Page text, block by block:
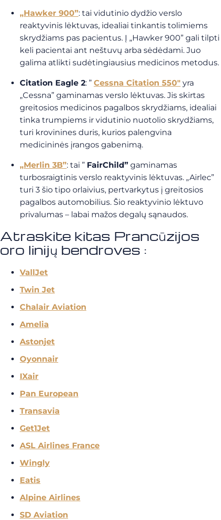
„Hawker 900”: tai vidutinio dydžio verslo
reaktyvinis lėktuvas, idealiai tinkantis tolimiems
skrydžiams pas pacientus. Į „Hawker 900” gali tilpti
keli pacientai ant neštuvų arba sėdėdami. Juo
galima atlikti sudėtingiausius medicinos metodus.
Citation Eagle 2: ” Cessna Citation 550″ yra
„Cessna” gaminamas verslo lėktuvas. Jis skirtas
greitosios medicinos pagalbos skrydžiams, idealiai
tinka trumpiems ir vidutinio nuotolio skrydžiams,
turi krovinines duris, kurios palengvina
medicininės įrangos gabenimą.
„Merlin 3B”: tai ” FairChild” gaminamas
turbosraigtinis verslo reaktyvinis lėktuvas. „Airlec”
turi 3 šio tipo orlaivius, pertvarkytus į greitosios
pagalbos automobilius. Šio reaktyvinio lėktuvo
privalumas – labai mažos degalų sąnaudos.
Atraskite kitas Prancūzijos
oro linijų bendroves :
VallJet
Twin Jet
Chalair Aviation
Amelia
Astonjet
Oyonnair
IXair
Pan European
Transavia
Get1Jet
ASL Airlines France
Wingly
Eatis
Alpine Airlines
SD Aviation